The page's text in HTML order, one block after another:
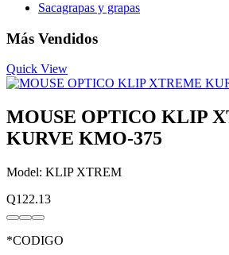
Sacagrapas y grapas
Más Vendidos
Quick View
MOUSE OPTICO KLIP
KURVE KMO-375
Model: KLIP XTREM
Q122.13
*CODIGO